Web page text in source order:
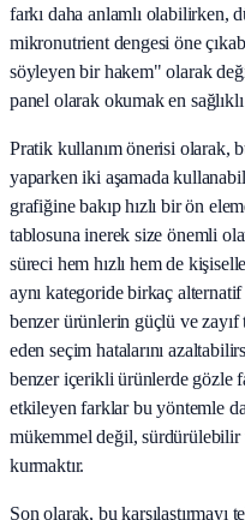
farkı daha anlamlı olabilirken,
mikronutrient dengesi öne
söyleyen bir hakem" olarak
panel olarak okumak en sağlıklı
Pratik kullanım önerisi olarak,
yaparken iki aşamada
grafiğine bakıp hızlı bir ön
tablosuna inerek size önemli
süreci hem hızlı hem de
aynı kategoride birkaç
benzer ürünlerin güçlü ve zayıf
eden seçim hatalarını
benzer içerikli ürünlerde gözle
etkileyen farklar bu yöntemle
mükemmel değil, sürdürülebilir
kurmaktır.
Son olarak, bu karşılaştırmayı